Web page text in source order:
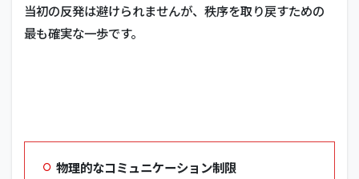
当初の反発は避けられませんが、秩序を取り戻すための
最も確実な一歩です。
物理的なコミュニケーション制限